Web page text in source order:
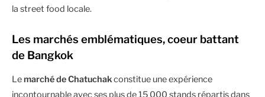
la street food locale.
Les marchés emblématiques, coeur battant
de Bangkok
Le marché de Chatuchakconstitue une expérience
incontournable avec ses plus de 15 000 stands répartis dans